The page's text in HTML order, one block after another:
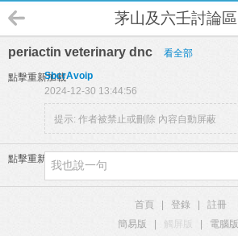
茅山及六壬討論區
periactin veterinary dnc 看全部
點擊重新加載SbcrAvoip
2024-12-30 13:44:56
提示: 作者被禁止或刪除 內容自動屏蔽
點擊重新加載
首頁 登錄
註冊
簡易版
觸屏版 電腦版